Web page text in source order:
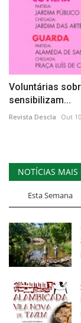
Voluntárias
sensibilizam...
Revista Descla Out
NOTÍCIAS MAIS
Esta Semana